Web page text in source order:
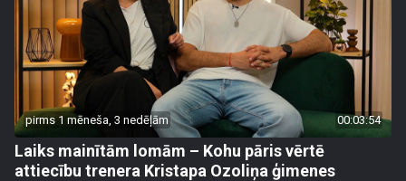
pirms 1 mēneša, 3 nedēļām 00:03:54
Laiks mainītām lomām – Kohu pāris vērtē
attiecību trenera Kristapa Ozoliņa ģimenes